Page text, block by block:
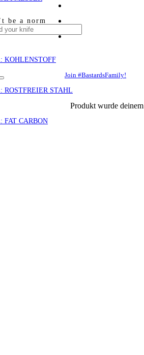
be a norm
KOHLENSTOFF
ROSTFREIER STAHL
FAT CARBON
Join #BastardsFamily!
Produkt wurde